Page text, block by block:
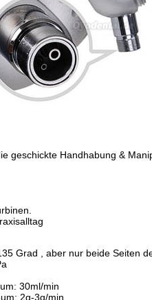
geschickte Handhabung &
Grad , aber nur beide Seiten
30ml/min
2g-3g/min